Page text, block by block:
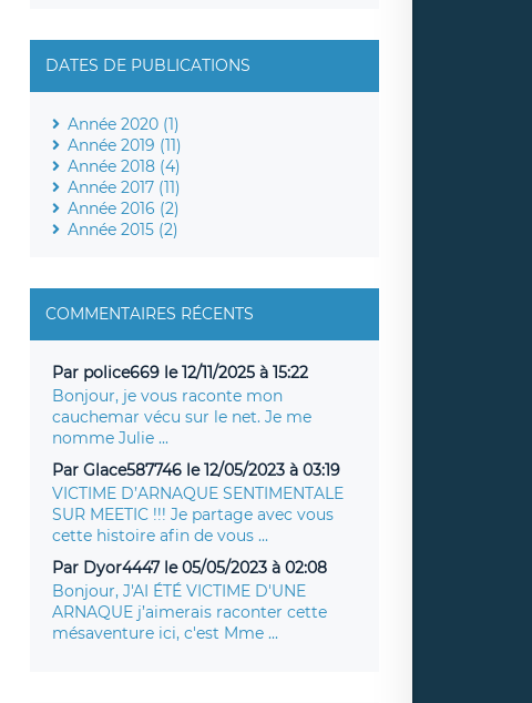
DATES DE PUBLICATIONS
Année 2020 (1)
Année 2019 (11)
Année 2018 (4)
Année 2017 (11)
Année 2016 (2)
Année 2015 (2)
COMMENTAIRES RÉCENTS
Par police669 le 12/11/2025 à 15:22
Bonjour, je vous raconte mon
cauchemar vécu sur le net. Je me
nomme Julie ...
Par Glace587746 le 12/05/2023 à 03:19
VICTIME D’ARNAQUE SENTIMENTALE
SUR MEETIC !!! Je partage avec vous
cette histoire afin de vous ...
Par Dyor4447 le 05/05/2023 à 02:08
Bonjour, J'AI ÉTÉ VICTIME D'UNE
ARNAQUE j’aimerais raconter cette
mésaventure ici, c'est Mme ...